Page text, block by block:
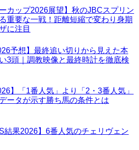
ーカップ2026展望】秋のJBCスプリン
重要な一戦！距離短縮で変わり身期
に注目
予想】最終追い切りから見えた本
3頭｜調教映像と最終時計を徹底検
】「1番人気」より「2・3番人気」
ータが示す勝ち馬の条件とは
S結果2026】6番人気のチェリヴェン